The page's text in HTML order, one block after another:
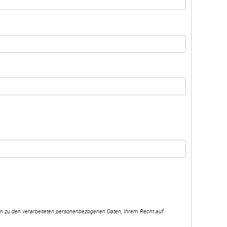
zu den verarbeiteten personenbezogenen Daten, Ihrem Recht auf